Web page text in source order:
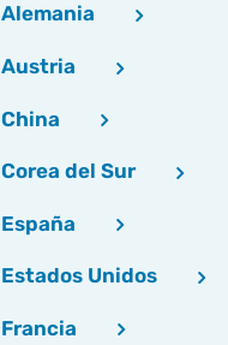
Alemania
Austria
China
Corea del Sur
España
Estados Unidos
Francia